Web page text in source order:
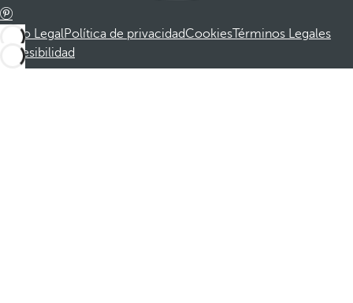
Aviso LegalPolítica de privacidadCookiesTérminos Legales
Accesibilidad